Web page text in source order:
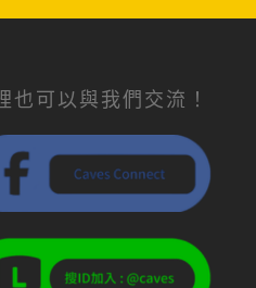
也可以與我們交流！